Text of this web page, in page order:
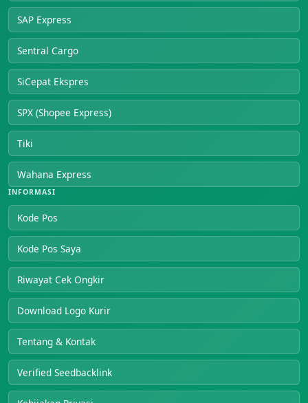
SAP Express
Sentral Cargo
SiCepat Ekspres
SPX (Shopee Express)
Tiki
Wahana Express
INFORMASI
Kode Pos
Kode Pos Saya
Riwayat Cek Ongkir
Download Logo Kurir
Tentang & Kontak
Verified Seedbacklink